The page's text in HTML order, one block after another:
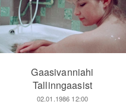
Gaasivanniahi
Tallinngaasist
02.01.1986 12:00